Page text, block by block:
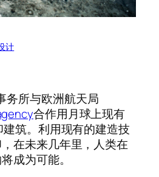
计
务所与欧洲航天局
合作用月球上现有
筑。利用现有的建造技
在未来几年里，人类在
成为可能。